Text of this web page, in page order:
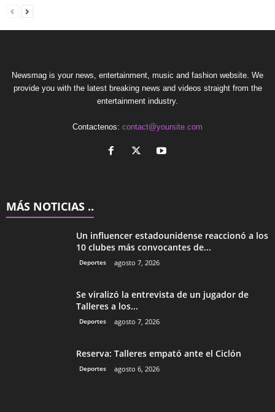
Newsmag is your news, entertainment, music and fashion website. We
provide you with the latest breaking news and videos straight from the
entertainment industry.
Contactenos: contact@yoursite.com
MÁS NOTICIAS ..
Un influencer estadounidense reaccionó a los
10 clubes más convocantes de...
Deportes agosto 7, 2026
Se viralizó la entrevista de un jugador de
Talleres a los...
Deportes agosto 7, 2026
Reserva: Talleres empató ante el Ciclón
Deportes agosto 6, 2026